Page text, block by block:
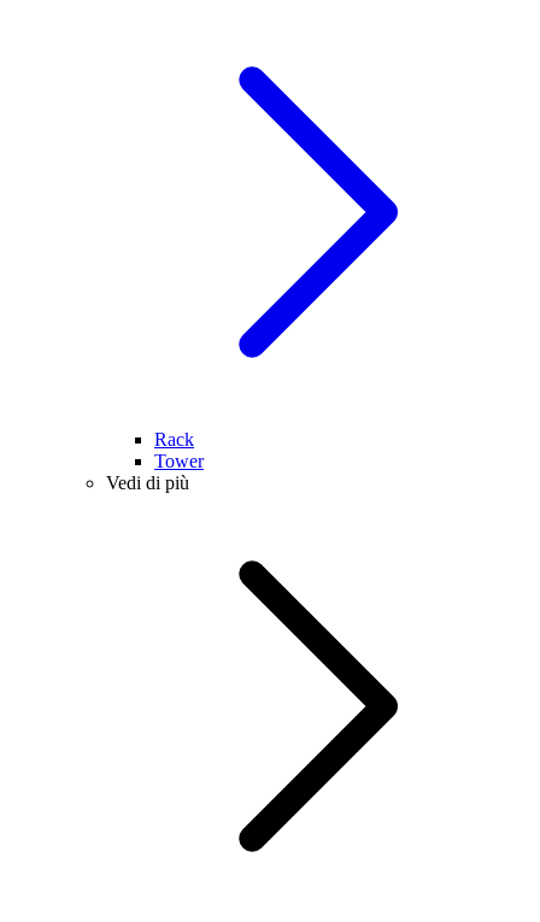
Rack
Tower
Vedi di più